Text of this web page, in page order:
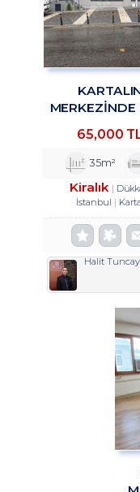
MERKEZİNDE
65,000
35m²
Kiralık
İstanbul
Halit